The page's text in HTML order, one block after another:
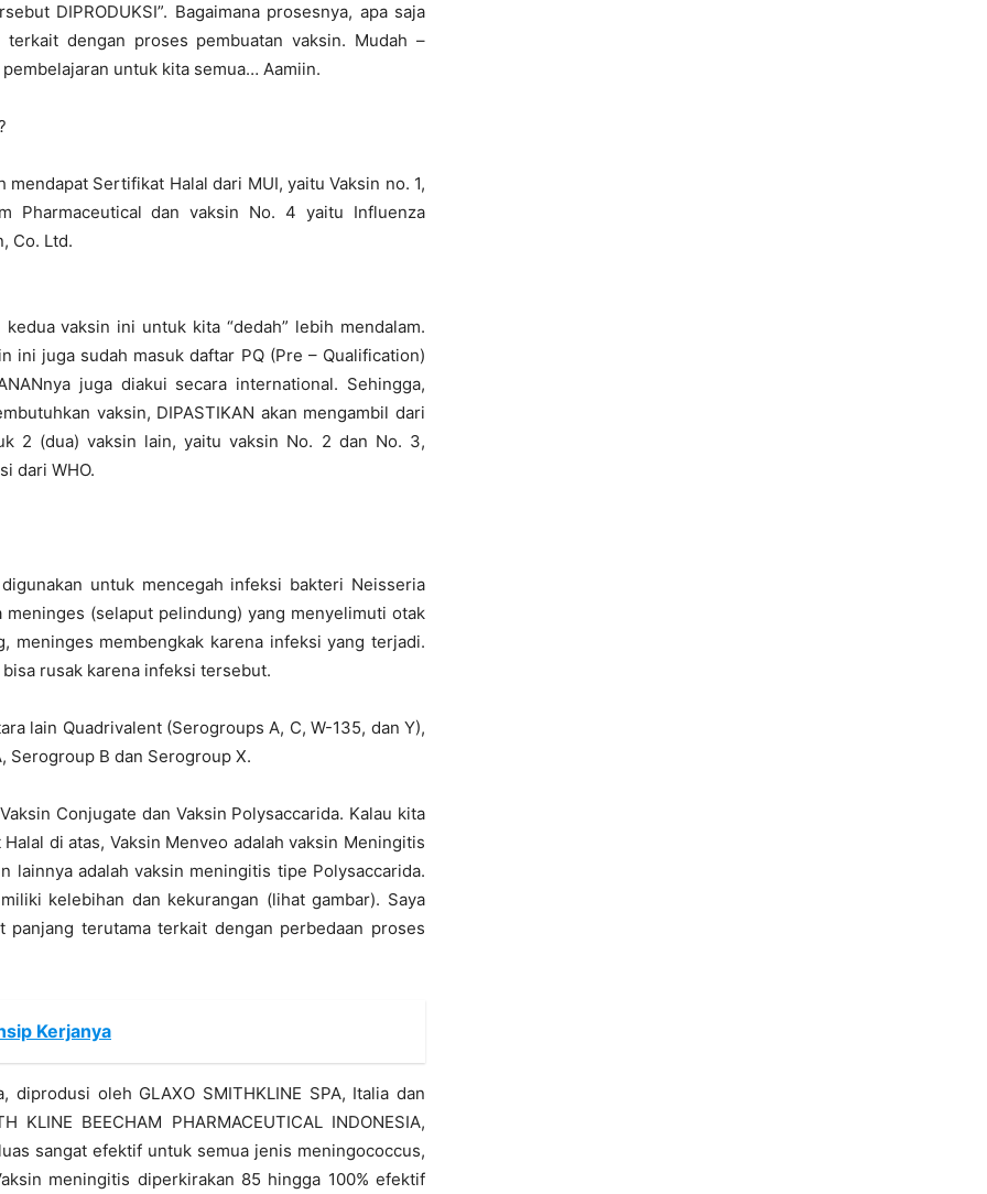
DIPRODUKSI”. Bagaimana prosesnya, apa saja
dengan proses pembuatan vaksin. Mudah –
untuk kita semua… Aamiin.
Sertifikat Halal dari MUI, yaitu Vaksin no. 1,
Pharmaceutical dan vaksin No. 4 yaitu Influenza
Co. Ltd.
vaksin ini untuk kita “dedah” lebih mendalam.
ini juga sudah masuk daftar PQ (Pre – Qualification)
juga diakui secara international. Sehingga,
vaksin, DIPASTIKAN akan mengambil dari
2 (dua) vaksin lain, yaitu vaksin No. 2 dan No. 3,
dari WHO.
digunakan untuk mencegah infeksi bakteri Neisseria
(selaput pelindung) yang menyelimuti otak
meninges membengkak karena infeksi yang terjadi.
rusak karena infeksi tersebut.
lain Quadrivalent (Serogroups A, C, W-135, dan Y),
Serogroup B dan Serogroup X.
Conjugate dan Vaksin Polysaccarida. Kalau kita
di atas, Vaksin Menveo adalah vaksin Meningitis
lainnya adalah vaksin meningitis tipe Polysaccarida.
kelebihan dan kekurangan (lihat gambar). Saya
terutama terkait dengan perbedaan proses
Kerjanya
diprodusi oleh GLAXO SMITHKLINE SPA, Italia dan
BEECHAM PHARMACEUTICAL INDONESIA,
sangat efektif untuk semua jenis meningococcus,
meningitis diperkirakan 85 hingga 100% efektif